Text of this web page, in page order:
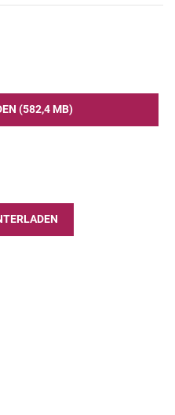
(582,4 MB)